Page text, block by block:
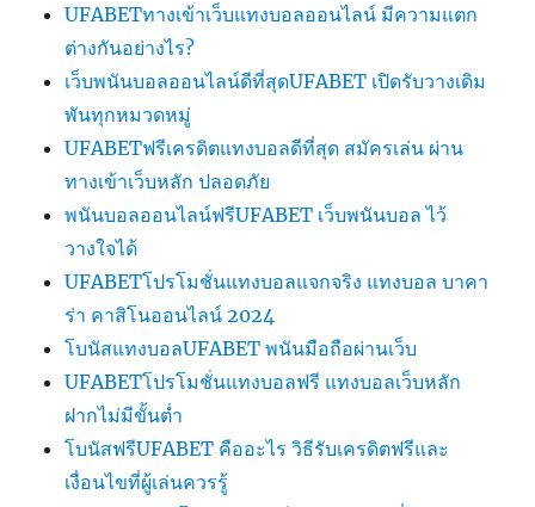
UFABETทางเข้าเว็บแทงบอลออนไลน์ มีความแตก
ต่างกันอย่างไร?
เว็บพนันบอลออนไลน์ดีที่สุดUFABET เปิดรับวางเดิม
พันทุกหมวดหมู่
UFABETฟรีเครดิตแทงบอลดีที่สุด สมัครเล่น ผ่าน
ทางเข้าเว็บหลัก ปลอดภัย
พนันบอลออนไลน์ฟรีUFABET เว็บพนันบอล ไว้
วางใจได้
UFABETโปรโมชั่นแทงบอลแจกจริง แทงบอล บาคา
ร่า คาสิโนออนไลน์ 2024
โบนัสแทงบอลUFABET พนันมือถือผ่านเว็บ
UFABETโปรโมชั่นแทงบอลฟรี แทงบอลเว็บหลัก
ฝากไม่มีขั้นต่ำ
โบนัสฟรีUFABET คืออะไร วิธีรับเครดิตฟรีและ
เงื่อนไขที่ผู้เล่นควรรู้